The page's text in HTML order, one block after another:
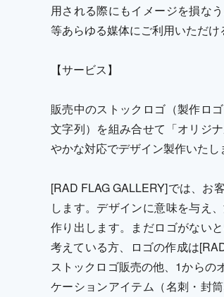
用される際にもイメージを損な
等あらゆる媒体にご利用いただけ
【サービス】
販売中のストックロゴ（製作ロ
文字列）を組み合せて「オリジ
やかな対応でデザイン製作いたし
[RAD FLAG GALLERY]では、お
します。デザインに意味を与え
作り出します。まだロゴがない
考えている方、ロゴの作成は
ストックロゴ販売の他、1からの
ケーションアイテム（名刺・封